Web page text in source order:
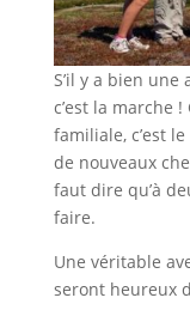
S’il y a bien
c’est la marche
familiale, c’est
de nouveaux
faut dire qu’à
faire.
Une véritable
seront heureux